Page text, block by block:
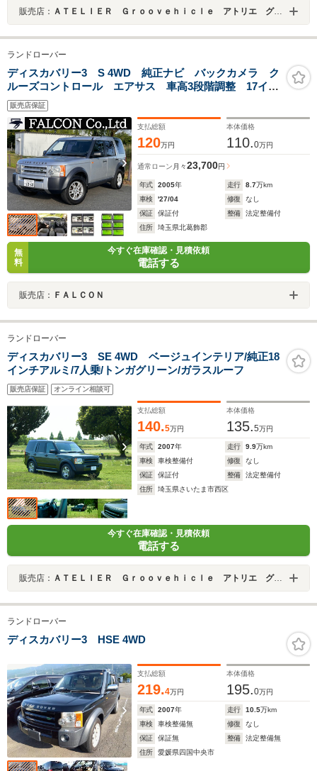
販売店： ＡＴＥＬＩＥＲ Ｇｒｏｏｖｅｈｉｃｌｅ アトリエ グルービークル
ランドローバー
ディスカバリー3 S 4WD 純正ナビ バックカメラ ク
ルーズコントロール エアサス 車高3段階調整 17イン
チアルミ 7人乗り オートエアコン 集中ドアロック
キーレスエントリー ハーマンカードンスピーカー 電
動サイドブレーキ
販売店保証
支払総額
120万円
本体価格
110.0万円
通常ローン 月々23,700円
年式 2005年 走行 8.7万km
車検
'27/04 修復
なし
保証
保証付 整備
法定整備付
住所
埼玉県北葛飾郡
無
料
今すぐ在庫確認・見積依頼
電話する
販売店： ＦＡＬＣＯＮ
ランドローバー
ディスカバリー3 SE 4WD ベージュインテリア/純正18
インチアルミ/7人乗/トンガグリーン/ガラスルーフ
販売店保証 オンライン相談可
支払総額
140.5万円
本体価格
135.5万円
年式 2007年 走行 9.9万km
車検
車検整備付 修復
なし
保証
保証付 整備
法定整備付
住所
埼玉県さいたま市西区
今すぐ在庫確認・見積依頼
電話する
販売店： ＡＴＥＬＩＥＲ Ｇｒｏｏｖｅｈｉｃｌｅ アトリエ グルービークル
ランドローバー
ディスカバリー3 HSE 4WD
支払総額
219.4万円
本体価格
195.0万円
年式 2007年 走行 10.5万km
車検
車検整備無 修復
なし
保証
保証無 整備
法定整備無
住所
愛媛県四国中央市